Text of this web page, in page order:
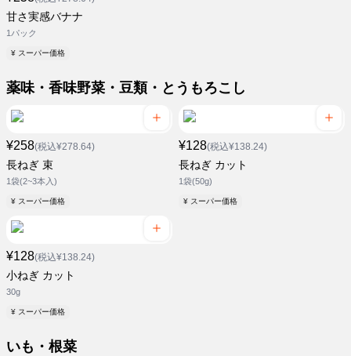
甘さ実感バナナ
1パック
¥ スーパー価格
薬味・香味野菜・豆類・とうもろこし
¥258(税込¥278.64)
長ねぎ 束
1袋(2~3本入)
¥ スーパー価格
¥128(税込¥138.24)
長ねぎ カット
1袋(50g)
¥ スーパー価格
¥128(税込¥138.24)
小ねぎ カット
30g
¥ スーパー価格
いも・根菜